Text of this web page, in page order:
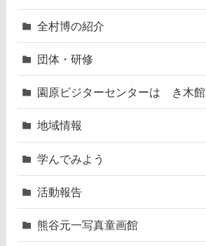
全村博の紹介
団体・研修
園原ビジターセンターはゝき木館
地域情報
学んでみよう
活動報告
熊谷元一写真童画館